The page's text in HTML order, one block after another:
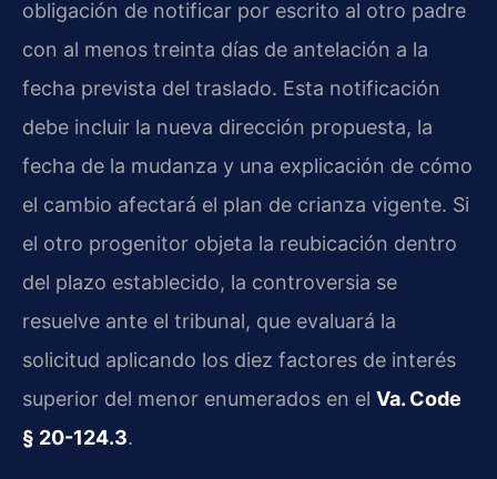
obligación de notificar por escrito al otro padre
con al menos treinta días de antelación a la
fecha prevista del traslado. Esta notificación
debe incluir la nueva dirección propuesta, la
fecha de la mudanza y una explicación de cómo
el cambio afectará el plan de crianza vigente. Si
el otro progenitor objeta la reubicación dentro
del plazo establecido, la controversia se
resuelve ante el tribunal, que evaluará la
solicitud aplicando los diez factores de interés
superior del menor enumerados en el Va. Code
§ 20-124.3.